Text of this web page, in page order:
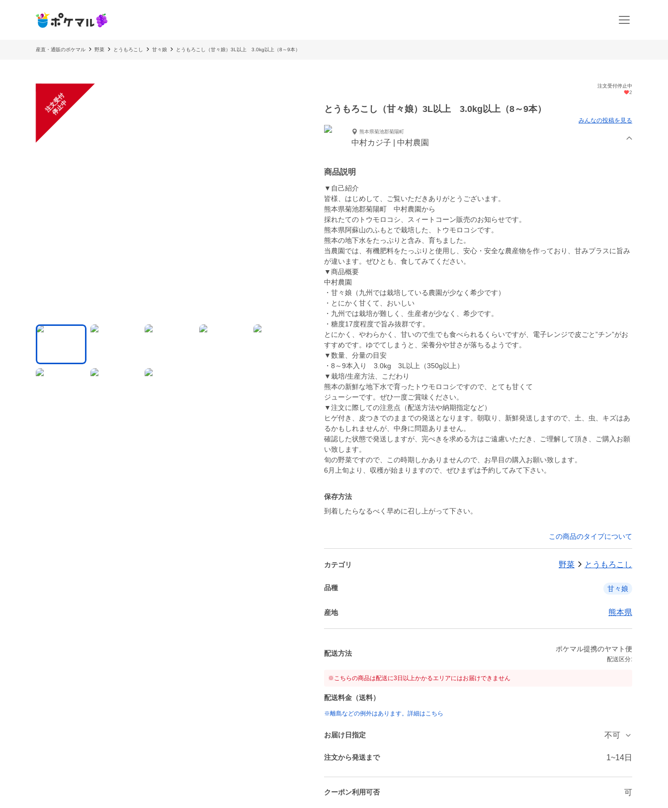
産直・通販のポケマル 野菜 とうもろこし 甘々娘 とうもろこし（甘々娘）3L以上 3.0kg以上（8～9本）
注
文
受
付
停
止
中
注文受付停止中
2
とうもろこし（甘々娘）3L以上 3.0kg以上（8～9本）
みんなの投稿を見る
熊本県菊池郡菊陽町
中村カジ子 | 中村農園
商品説明
▼自己紹介
皆様、はじめして、ご覧いただきありがとうございます。
熊本県菊池郡菊陽町 中村農園から
採れたてのトウモロコシ、スィートコーン販売のお知らせです。
熊本県阿蘇山のふもとで栽培した、トウモロコシです。
熊本の地下水をたっぷりと含み、育ちました。
当農園では、有機肥料をたっぷりと使用し、安心・安全な農産物を作っており、甘みプラスに旨み
が違います。ぜひとも、食してみてください。
▼商品概要
中村農園
・甘々娘（九州では栽培している農園が少なく希少です）
・とにかく甘くて、おいしい
・九州では栽培が難しく、生産者が少なく、希少です。
・糖度17度程度で旨み抜群です。
とにかく、やわらかく、甘いので生でも食べられるくらいですが、電子レンジで皮ごと”チン”がお
すすめです。ゆでてしまうと、栄養分や甘さが落ちるようです。
▼数量、分量の目安
・8～9本入り 3.0kg 3L以上（350g以上）
▼栽培/生産方法、こだわり
熊本の新鮮な地下水で育ったトウモロコシですので、とても甘くて
ジューシーです。ぜひ一度ご賞味ください。
▼注文に際しての注意点（配送方法や納期指定など）
ヒゲ付き、皮つきでのままでの発送となります。朝取り、新鮮発送しますので、土、虫、キズはあ
るかもしれませんが、中身に問題ありません。
確認した状態で発送しますが、完ぺきを求める方はご遠慮いただき、ご理解して頂き、ご購入お願
い致します。
旬の野菜ですので、この時期しかありませんので、お早目の購入お願い致します。
6月上旬より、収穫が始まりますので、ぜひまずは予約してみて下さい。
保存方法
到着したらなるべく早めに召し上がって下さい。
この商品のタイプについて
カテゴリ 野菜 とうもろこし
品種 甘々娘
産地 熊本県
配送方法
ポケマル提携のヤマト便
配送区分:
※こちらの商品は配送に3日以上かかるエリアにはお届けできません
配送料金（送料）
※離島などの例外はあります。詳細はこちら
お届け日指定 不可
注文から発送まで 1~14日
クーポン利用可否 可